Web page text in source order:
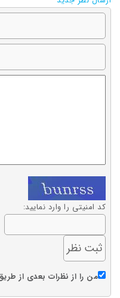
کد امنیتی را وارد نمایید:
من را از نظرات بعدی از